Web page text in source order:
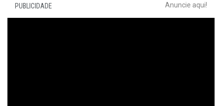
PUBLICIDADE Anuncie aqui!